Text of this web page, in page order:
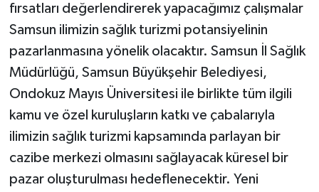
fırsatları değerlendirerek yapacağımız çalışmalar
Samsun ilimizin sağlık turizmi potansiyelinin
pazarlanmasına yönelik olacaktır. Samsun İl Sağlık
Müdürlüğü, Samsun Büyükşehir Belediyesi,
Ondokuz Mayıs Üniversitesi ile birlikte tüm ilgili
kamu ve özel kuruluşların katkı ve çabalarıyla
ilimizin sağlık turizmi kapsamında parlayan bir
cazibe merkezi olmasını sağlayacak küresel bir
pazar oluşturulması hedeflenecektir. Yeni